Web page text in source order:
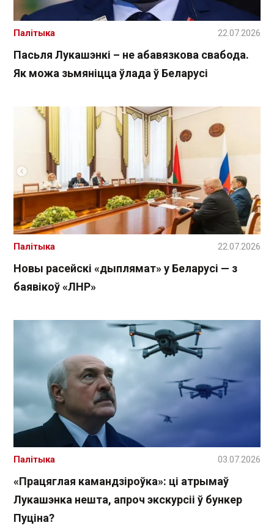
Пасьля Лукашэнкі – не абавязкова свабода.
Як можа зьмяніцца ўлада ў Беларусі
Палітыка 22.07.2026
Новы расейскі «дыплямат» у Беларусі — з
баявікоў «ЛНР»
Палітыка 22.07.2026
«Працяглая камандзіроўка»: ці атрымаў
Лукашэнка нешта, апроч экскурсіі ў бункер
Пуціна?
Палітыка 03.07.2026